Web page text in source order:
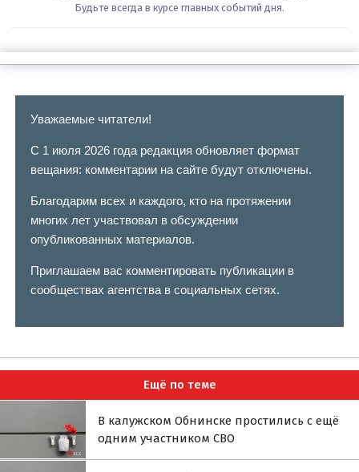
Будьте всегда в курсе главных событий дня.
Уважаемые читатели!
С 1 июля 2026 года редакция обновляет формат
вещания: комментарии на сайте будут отключены.
Благодарим всех и каждого, кто на протяжении
многих лет участвовал в обсуждении
опубликованных материалов.
Приглашаем вас комментировать публикации в
сообществах агентства в социальных сетях.
Ещё по теме
В калужском Обнинске простились с ещё
одним участником СВО